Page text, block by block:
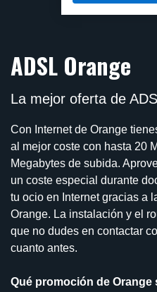
ADSL Orange
La mejor oferta de
Con Internet de Orange
al mejor coste con hasta 20
Megabytes de subida.
un coste especial durante
tu ocio en Internet gracias a
Orange. La instalación y el
que no dudes en contactar
cuanto antes.
Qué promoción de Orange